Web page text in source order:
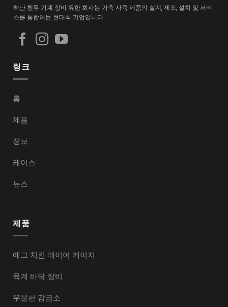
허난 첸무 기계 장비 유한 회사는 가축 사육 제품의 설계, 제조, 설치 및 서비
스를 통합하는 현대식 기업입니다.
링크
홈
제품
정보
케이스
뉴스
제품
에그 치킨 레이어 케이지
육계 바닥 장비
우울한 감금소